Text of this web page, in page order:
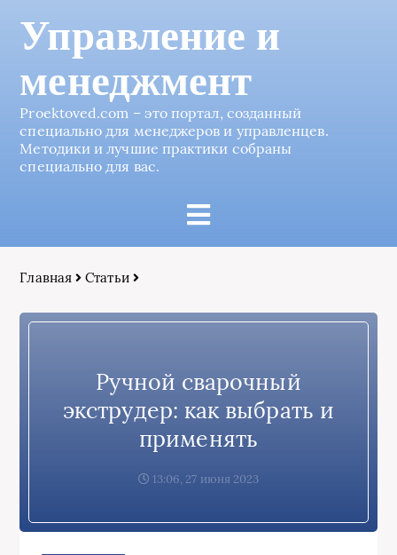
Управление и
менеджмент
Proektoved.com – это портал, созданный
специально для менеджеров и управленцев.
Методики и лучшие практики собраны
специально для вас.
Главная Статьи
Ручной сварочный
экструдер: как выбрать и
применять
13:06, 27 июня 2023